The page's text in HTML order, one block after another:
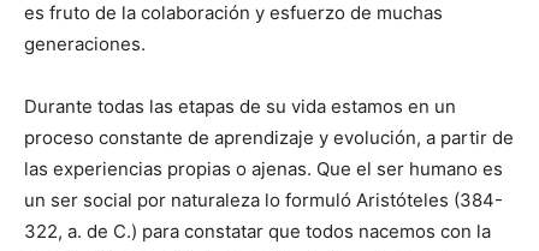
es fruto de la colaboración y esfuerzo de muchas
generaciones.
Durante todas las etapas de su vida estamos en un
proceso constante de aprendizaje y evolución, a partir de
las experiencias propias o ajenas. Que el ser humano es
un ser social por naturaleza lo formuló Aristóteles (384-
322, a. de C.) para constatar que todos nacemos con la